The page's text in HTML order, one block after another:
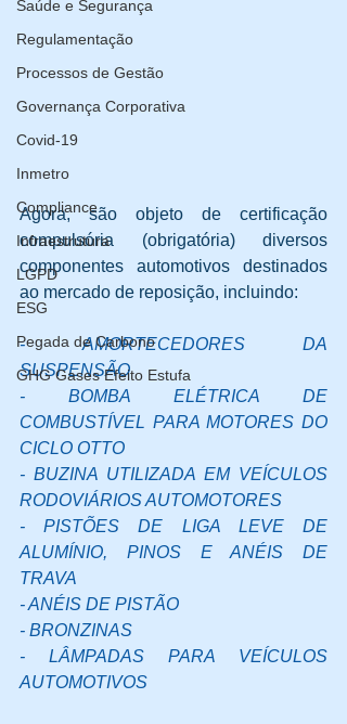
Saúde e Segurança
Regulamentação
Processos de Gestão
Governança Corporativa
Covid-19
Inmetro
Compliance
Infraestrutura
LGPD
ESG
Pegada de Carbono
GHG Gases Efeito Estufa
Agora, são objeto de certificação
compulsória (obrigatória) diversos
componentes automotivos destinados
ao mercado de reposição, incluindo:
- AMORTECEDORES DA
SUSPENSÃO
- BOMBA ELÉTRICA DE
COMBUSTÍVEL PARA MOTORES DO
CICLO OTTO
- BUZINA UTILIZADA EM VEÍCULOS
RODOVIÁRIOS AUTOMOTORES
- PISTÕES DE LIGA LEVE DE
ALUMÍNIO, PINOS E ANÉIS DE
TRAVA
- ANÉIS DE PISTÃO
- BRONZINAS
- LÂMPADAS PARA VEÍCULOS
AUTOMOTIVOS